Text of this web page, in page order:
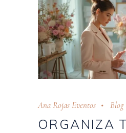
Ana Rojas Eventos Blog
ORGANIZA